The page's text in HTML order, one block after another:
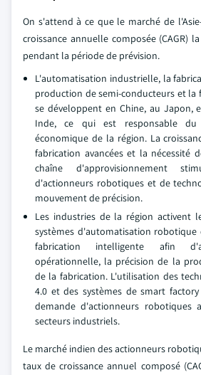
On s'attend à ce que le marché de
croissance annuelle composée (CAGR)
pendant la période de prévision.
L'automatisation industrielle, la
production de semi-conducteurs et
se développent en Chine, au Japon,
Inde, ce qui est responsable du
économique de la région. La
fabrication avancées et la nécessité
chaîne d'approvisionnement
d'actionneurs robotiques et de
mouvement de précision.
Les industries de la région activent
systèmes d'automatisation
fabrication intelligente afin
opérationnelle, la précision de la
de la fabrication. L'utilisation des
4.0 et des systèmes de smart
demande d'actionneurs robotiques
secteurs industriels.
Le marché indien des actionneurs
taux de croissance annuel composé